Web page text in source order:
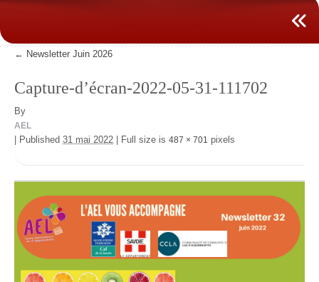
← Newsletter Juin 2026
Capture-d’écran-2022-05-31-111702
By
AEL
Published 31 mai 2022 Full size is 487 × 701 pixels